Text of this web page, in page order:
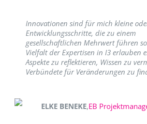
Innovationen sind für mich kleine
Entwicklungsschritte, die zu einem
gesellschaftlichen Mehrwert führen
Vielfalt der Expertisen in I3 erlauben
Aspekte zu reflektieren, Wissen zu
Verbündete für Veränderungen zu
ELKE BENEKE,EB